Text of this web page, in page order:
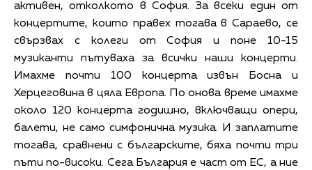
активен, отколкото в София. За всеки един от
концертите, които правех тогава в Сараево, се
свързвах с колеги от София и поне 10-15
музиканти пътуваха за всички наши концерти.
Имахме почти 100 концерта извън Босна и
Херцеговина в цяла Европа. По онова време имахме
около 120 концерта годишно, включващи опери,
балети, не само симфонична музика. И заплатите
тогава, сравнени с българските, бяха почти три
пъти по-високи. Сега България е част от ЕС, а ние